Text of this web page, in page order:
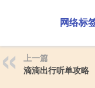
网络标
上一篇
滴滴出行听单攻略